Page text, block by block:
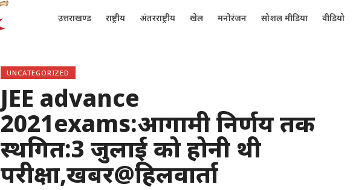
उत्तराखण्ड राष्ट्रीय अंतरराष्ट्रीय खेल मनोरंजन सोशल मीडिया वीडियो
UNCATEGORIZED
JEE advance
2021exams:आगामी निर्णय तक
स्थगित:3 जुलाई को होनी थी
परीक्षा,खबर@हिलवार्ता